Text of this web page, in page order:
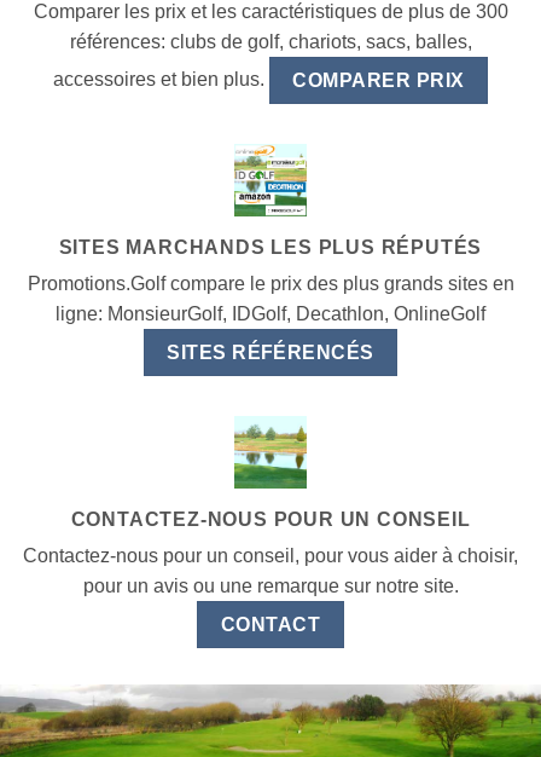
Comparer les prix et les caractéristiques de plus de 300
références: clubs de golf, chariots, sacs, balles,
accessoires et bien plus.
COMPARER PRIX
SITES MARCHANDS LES PLUS RÉPUTÉS
Promotions.Golf compare le prix des plus grands sites en
ligne: MonsieurGolf, IDGolf, Decathlon, OnlineGolf
SITES RÉFÉRENCÉS
CONTACTEZ-NOUS POUR UN CONSEIL
Contactez-nous pour un conseil, pour vous aider à choisir,
pour un avis ou une remarque sur notre site.
CONTACT